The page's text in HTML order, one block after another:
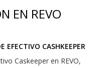
EN REVO
EFECTIVO CASHKEEPER
Caskeeper en REVO,